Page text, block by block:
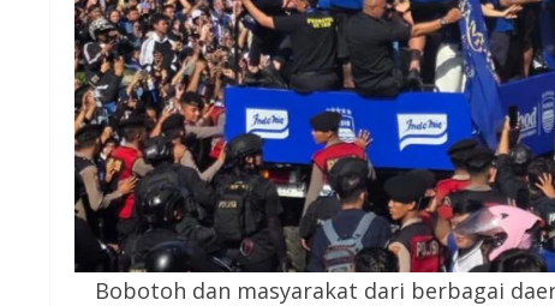
Bobotoh dan masyarakat dari berbagai